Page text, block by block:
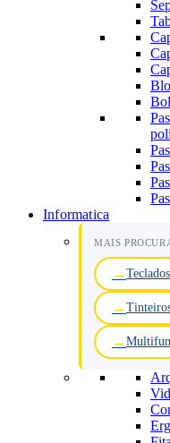
Informatica
MAIS